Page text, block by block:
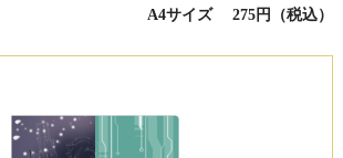
A4サイズ 275円（税込）